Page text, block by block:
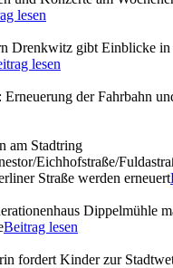
lesen
Drenkwitz gibt Einblicke in
lesen
Erneuerung der Fahrbahn
am Stadtring
Eichhofstraße/
Straße werden erneuert
Dippelmühle
Beitrag lesen
fordert Kinder zur